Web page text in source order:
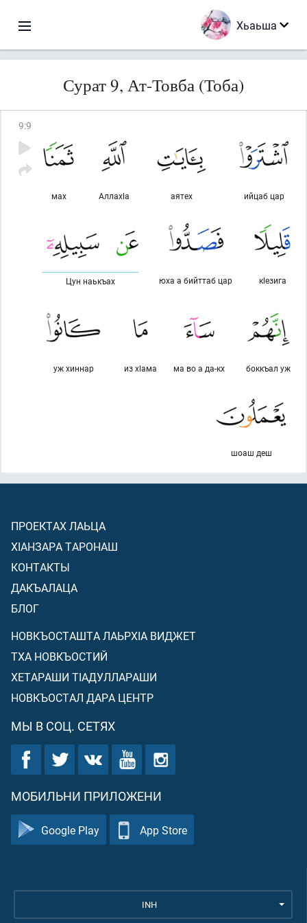
Хьаьша
Сурат 9, Ат-Товба (Тоба)
9:9
ийцаб цар
аятех
Аллахlа
мах
кlезига
юха а бийттаб цар
Цун наькъах
боккъал уж
ма во а да-кх
из хlама
уж хиннар
шоаш деш
ПРОЕКТАХ ЛАЬЦА
ХIАНЗАРА ТАРОНАШ
КОНТАКТЫ
ДАКЪАЛАЦА
БЛОГ
НОВКЪОСТАШТА ЛАЬРХIА ВИДЖЕТ
ТХА НОВКЪОСТИЙ
ХЕТАРАШИ ТIАДУЛЛАРАШИ
НОВКЪОСТАЛ ДАРА ЦЕНТР
МЫ В СОЦ. СЕТЯХ
МОБИЛЬНИ ПРИЛОЖЕНИ
Google Play App Store
INH